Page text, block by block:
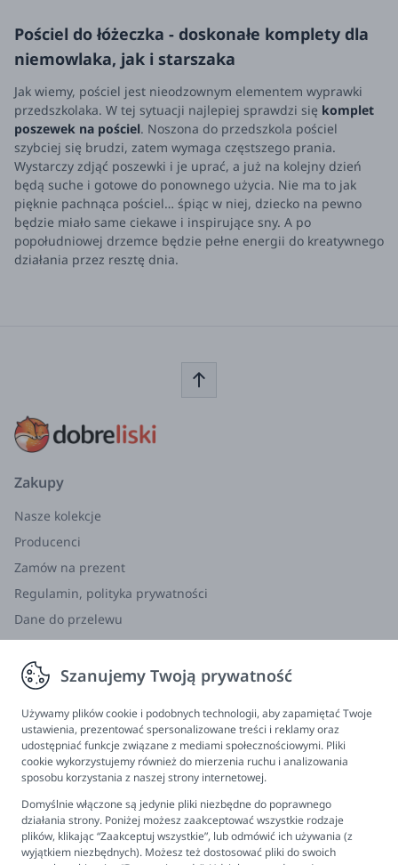
Pościel do łóżeczka - doskonałe komplety dla
niemowlaka, jak i starszaka
Jak wiemy, pościel jest nieodzownym elementem wyprawki
przedszkolaka. W tej sytuacji najlepiej sprawdzi się komplet
poszewek na pościel. Noszona do przedszkola pościel
szybciej się brudzi, zatem wymaga częstszego prania.
Wystarczy zdjąć poszewki i je uprać, a już na kolejny dzień
będą suche i gotowe do ponownego użycia. Nie ma to jak
pięknie pachnąca pościel… śpiąc w niej, dziecko na pewno
będzie miało same ciekawe i inspirujące sny. A po
popołudniowej drzemce będzie pełne energii do kreatywnego
działania przez resztę dnia.
Zakupy
Nasze kolekcje
Producenci
Zamów na prezent
Regulamin, polityka prywatności
Dane do przelewu
Zwroty, wymiana, reklamacja
Informacje
Program lojalnościowy
FAQ - najczęściej zadawane pytania
Newsletter
Ustawienia plików cookies
Biuro obsługi klienta
Szanujemy Twoją prywatność
Używamy plików cookie i podobnych technologii, aby zapamiętać Twoje
ustawienia, prezentować spersonalizowane treści i reklamy oraz
udostępniać funkcje związane z mediami społecznościowymi. Pliki
cookie wykorzystujemy również do mierzenia ruchu i analizowania
sposobu korzystania z naszej strony internetowej.
Domyślnie włączone są jedynie pliki niezbędne do poprawnego
działania strony. Poniżej możesz zaakceptować wszystkie rodzaje
plików, klikając “Zaakceptuj wszystkie”, lub odmówić ich używania (z
wyjątkiem niezbędnych). Możesz też dostosować pliki do swoich